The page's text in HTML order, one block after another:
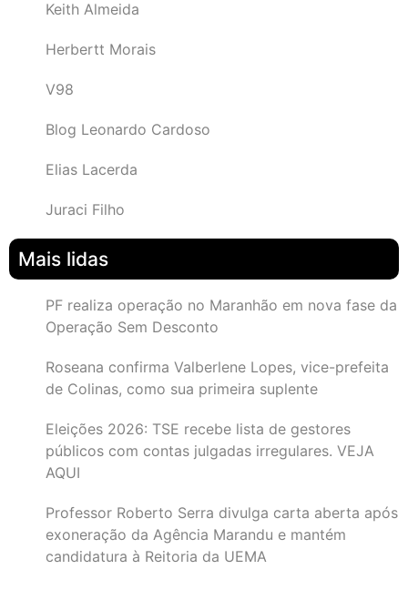
Keith Almeida
Herbertt Morais
V98
Blog Leonardo Cardoso
Elias Lacerda
Juraci Filho
Mais lidas
PF realiza operação no Maranhão em nova fase da
Operação Sem Desconto
Roseana confirma Valberlene Lopes, vice-prefeita
de Colinas, como sua primeira suplente
Eleições 2026: TSE recebe lista de gestores
públicos com contas julgadas irregulares. VEJA
AQUI
Professor Roberto Serra divulga carta aberta após
exoneração da Agência Marandu e mantém
candidatura à Reitoria da UEMA